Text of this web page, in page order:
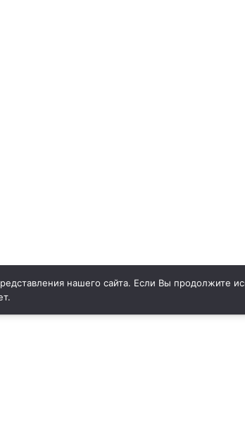
нашего сайта. Если Вы продолжите